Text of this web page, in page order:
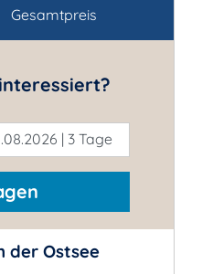
Gesamtpreis
| 3 Tage
der Ostsee